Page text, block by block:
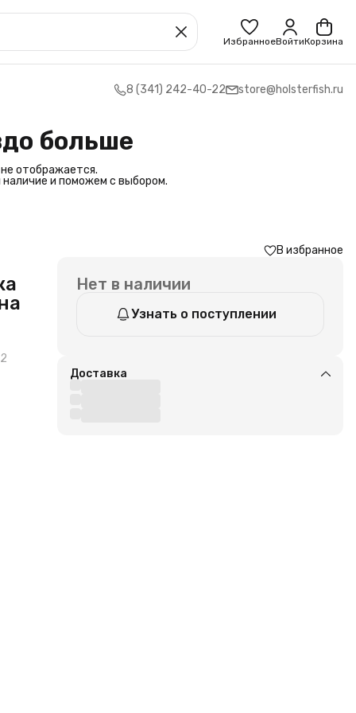
ИзбранноеВойтиКорзина
8 (341) 242-40-22 store@holsterfish.ru
больше
отображается.
и поможем с выбором.
В избранное
Нет в наличии
Узнать о поступлении
Доставка